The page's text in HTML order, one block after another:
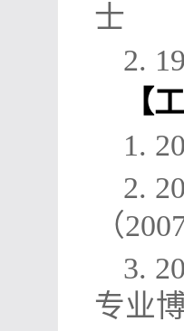
士
2.
【
1.
2.
（
3.
专业